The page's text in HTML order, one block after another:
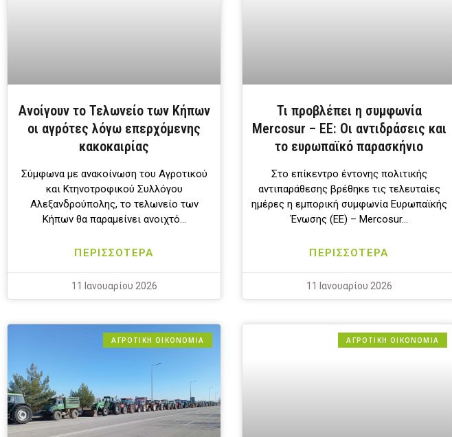
Ανοίγουν το Τελωνείο των Κήπων
οι αγρότες λόγω επερχόμενης
κακοκαιρίας
Σύμφωνα με ανακοίνωση του Αγροτικού
και Κτηνοτροφικού Συλλόγου
Αλεξανδρούπολης, το τελωνείο των
Κήπων θα παραμείνει ανοιχτό…
ΠΕΡΙΣΣΟΤΕΡΑ
11 Ιανουαρίου 2026
Τι προβλέπει η συμφωνία
Mercosur – ΕΕ: Οι αντιδράσεις και
το ευρωπαϊκό παρασκήνιο
Στο επίκεντρο έντονης πολιτικής
αντιπαράθεσης βρέθηκε τις τελευταίες
ημέρες η εμπορική συμφωνία Ευρωπαϊκής
Ένωσης (ΕΕ) – Mercosur…
ΠΕΡΙΣΣΟΤΕΡΑ
11 Ιανουαρίου 2026
ΑΓΡΟΤΙΚΗ ΟΙΚΟΝΟΜΙΑ ΑΓΡΟΤΙΚΗ ΟΙΚΟΝΟΜΙΑ